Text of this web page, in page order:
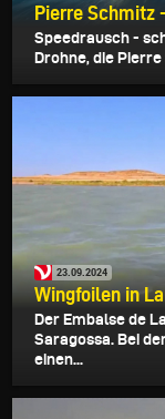
Pierre Schmitz
Speedrausch -
Drohne, die
23.09.2024
Wingfoilen in
Der Embalse de
Saragossa. Bei
einen...